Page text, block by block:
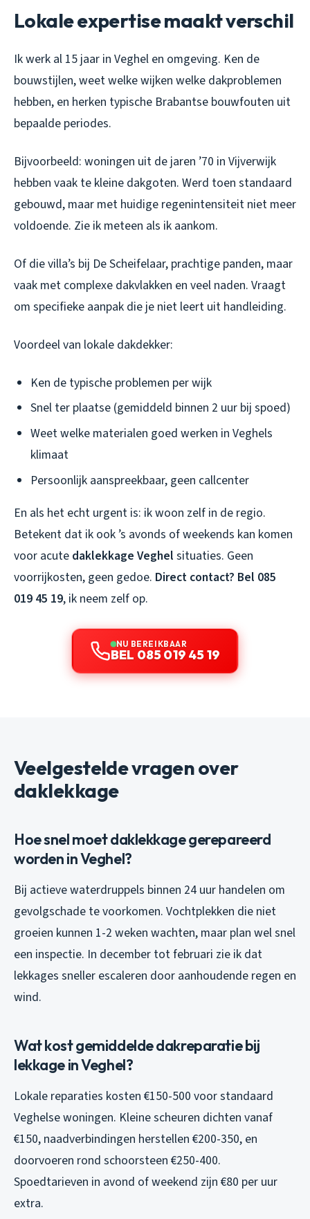
Lokale expertise maakt verschil
Ik werk al 15 jaar in Veghel en omgeving. Ken de
bouwstijlen, weet welke wijken welke dakproblemen
hebben, en herken typische Brabantse bouwfouten uit
bepaalde periodes.
Bijvoorbeeld: woningen uit de jaren ’70 in Vijverwijk
hebben vaak te kleine dakgoten. Werd toen standaard
gebouwd, maar met huidige regenintensiteit niet meer
voldoende. Zie ik meteen als ik aankom.
Of die villa’s bij De Scheifelaar, prachtige panden, maar
vaak met complexe dakvlakken en veel naden. Vraagt
om specifieke aanpak die je niet leert uit handleiding.
Voordeel van lokale dakdekker:
Ken de typische problemen per wijk
Snel ter plaatse (gemiddeld binnen 2 uur bij spoed)
Weet welke materialen goed werken in Veghels
klimaat
Persoonlijk aanspreekbaar, geen callcenter
En als het echt urgent is: ik woon zelf in de regio.
Betekent dat ik ook ’s avonds of weekends kan komen
voor acute daklekkage Veghel situaties. Geen
voorrijkosten, geen gedoe. Direct contact? Bel 085
019 45 19, ik neem zelf op.
NU BEREIKBAAR
BEL 085 019 45 19
Veelgestelde vragen over
daklekkage
Hoe snel moet daklekkage gerepareerd
worden in Veghel?
Bij actieve waterdruppels binnen 24 uur handelen om
gevolgschade te voorkomen. Vochtplekken die niet
groeien kunnen 1-2 weken wachten, maar plan wel snel
een inspectie. In december tot februari zie ik dat
lekkages sneller escaleren door aanhoudende regen en
wind.
Wat kost gemiddelde dakreparatie bij
lekkage in Veghel?
Lokale reparaties kosten €150-500 voor standaard
Veghelse woningen. Kleine scheuren dichten vanaf
€150, naadverbindingen herstellen €200-350, en
doorvoeren rond schoorsteen €250-400.
Spoedtarieven in avond of weekend zijn €80 per uur
extra.